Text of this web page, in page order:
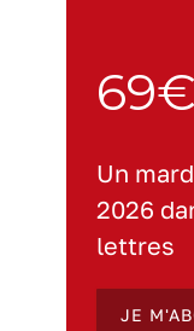
69€
Un
2026
lettres
JE